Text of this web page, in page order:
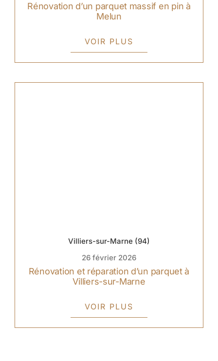
Rénovation d’un parquet massif en pin à
Melun
VOIR PLUS
Villiers-sur-Marne (94)
26 février 2026
Rénovation et réparation d’un parquet à
Villiers-sur-Marne
VOIR PLUS